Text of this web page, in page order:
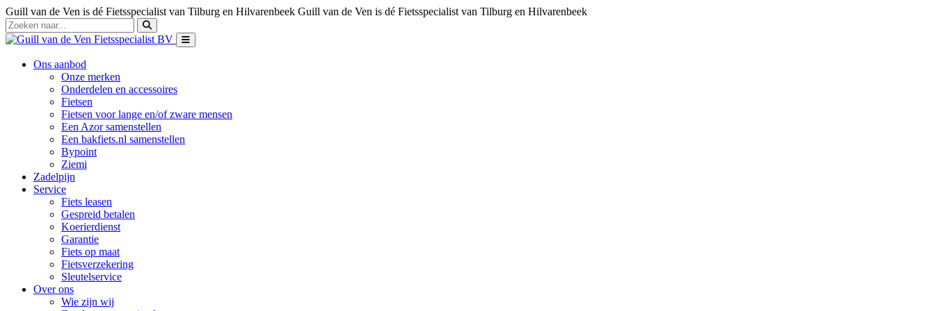
Guill van de Ven is dé Fietsspecialist van Tilburg en Hilvarenbeek Guill van de Ven is dé Fietsspecialist van Tilburg en Hilvarenbeek
Ons aanbod
Onze merken
Onderdelen en accessoires
Fietsen
Fietsen voor lange en/of zware mensen
Een Azor samenstellen
Een bakfiets.nl samenstellen
Bypoint
Ziemi
Zadelpijn
Service
Fiets leasen
Gespreid betalen
Koerierdienst
Garantie
Fiets op maat
Fietsverzekering
Sleutelservice
Over ons
Wie zijn wij